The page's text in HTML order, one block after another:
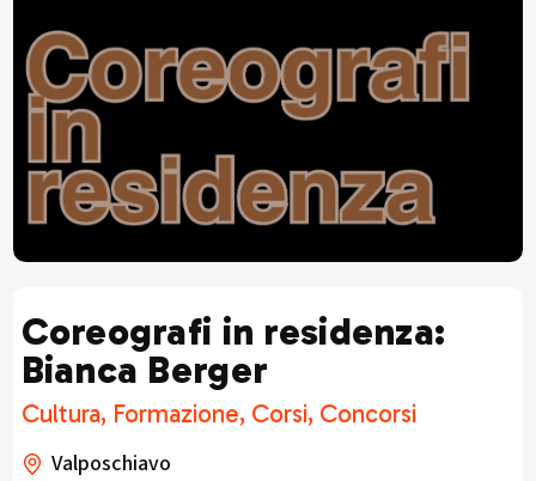
Coreografi in residenza:
Bianca Berger
Cultura, Formazione, Corsi, Concorsi
Valposchiavo